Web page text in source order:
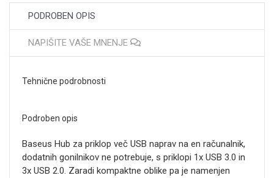
PODROBEN OPIS
NAPIŠITE VAŠE MNENJE
Tehnične podrobnosti
Podroben opis
Baseus Hub za priklop več USB naprav na en računalnik,
dodatnih gonilnikov ne potrebuje, s priklopi 1x USB 3.0 in
3x USB 2.0. Zaradi kompaktne oblike pa je namenjen